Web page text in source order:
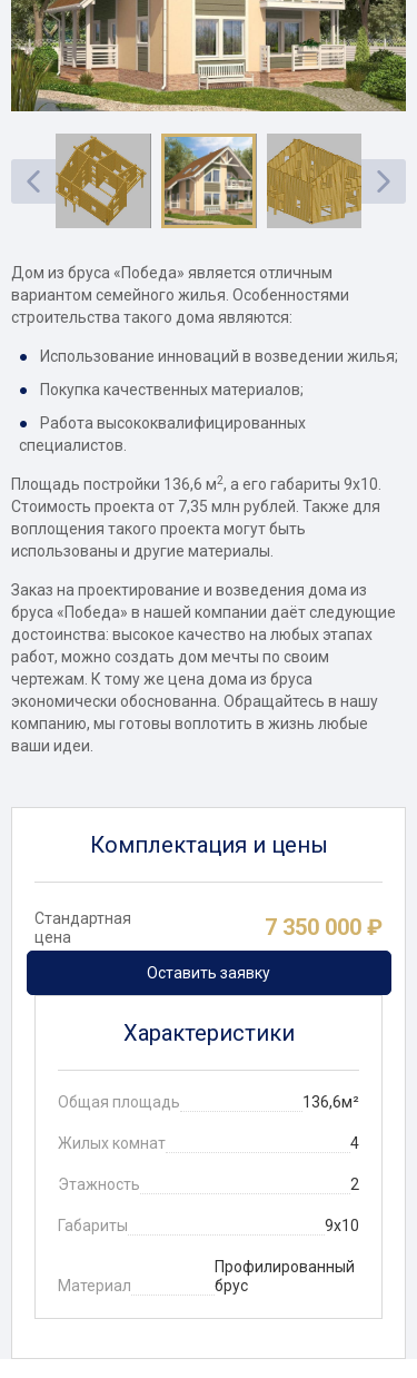
Дом из бруса «Победа» является отличным
вариантом семейного жилья. Особенностями
строительства такого дома являются:
Использование инноваций в возведении жилья;
Покупка качественных материалов;
Работа высококвалифицированных
специалистов.
Площадь постройки 136,6 м2, а его габариты 9x10.
Стоимость проекта от 7,35 млн рублей. Также для
воплощения такого проекта могут быть
использованы и другие материалы.
Заказ на проектирование и возведения дома из
бруса «Победа» в нашей компании даёт следующие
достоинства: высокое качество на любых этапах
работ, можно создать дом мечты по своим
чертежам. К тому же цена дома из бруса
экономически обоснованна. Обращайтесь в нашу
компанию, мы готовы воплотить в жизнь любые
ваши идеи.
Комплектация и цены
Стандартная
цена
7 350 000 ₽
Оставить заявку
Характеристики
Общая площадь 136,6м²
Жилых комнат 4
Этажность 2
Габариты 9x10
Материал
Профилированный
брус